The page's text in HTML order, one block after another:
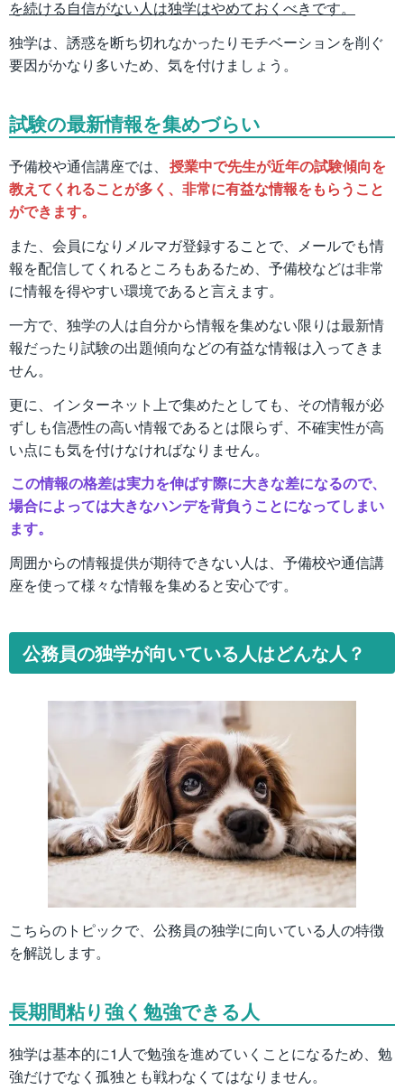
を続ける自信がない人は独学はやめておくべきです。
独学は、誘惑を断ち切れなかったりモチベーションを削ぐ
要因がかなり多いため、気を付けましょう。
試験の最新情報を集めづらい
予備校や通信講座では、 授業中で先生が近年の試験傾向を
教えてくれることが多く、非常に有益な情報をもらうこと
ができます。
また、会員になりメルマガ登録することで、メールでも情
報を配信してくれるところもあるため、予備校などは非常
に情報を得やすい環境であると言えます。
一方で、独学の人は自分から情報を集めない限りは最新情
報だったり試験の出題傾向などの有益な情報は入ってきま
せん。
更に、インターネット上で集めたとしても、その情報が必
ずしも信憑性の高い情報であるとは限らず、不確実性が高
い点にも気を付けなければなりません。
この情報の格差は実力を伸ばす際に大きな差になるので、
場合によっては大きなハンデを背負うことになってしまい
ます。
周囲からの情報提供が期待できない人は、予備校や通信講
座を使って様々な情報を集めると安心です。
公務員の独学が向いている人はどんな人？
こちらのトピックで、公務員の独学に向いている人の特徴
を解説します。
長期間粘り強く勉強できる人
独学は基本的に1人で勉強を進めていくことになるため、勉
強だけでなく孤独とも戦わなくてはなりません。